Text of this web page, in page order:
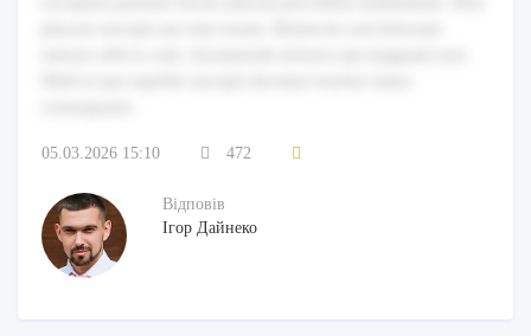
05.03.2026 15:10 472
Відповів
Ігор Дайнеко